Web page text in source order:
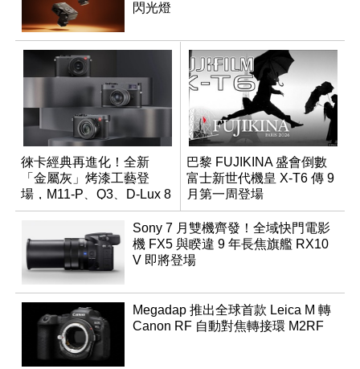
閃光燈
徠卡經典再進化！全新
「金屬灰」烤漆工藝登
場，M11-P、Q3、D-Lux 8
領銜換裝
巴黎 FUJIKINA 盛會倒數
富士新世代機皇 X-T6 傳 9
月第一周登場
Sony 7 月雙機齊發！全域快門電影
機 FX5 與睽違 9 年長焦旗艦 RX10
V 即將登場
Megadap 推出全球首款 Leica M 轉
Canon RF 自動對焦轉接環 M2RF